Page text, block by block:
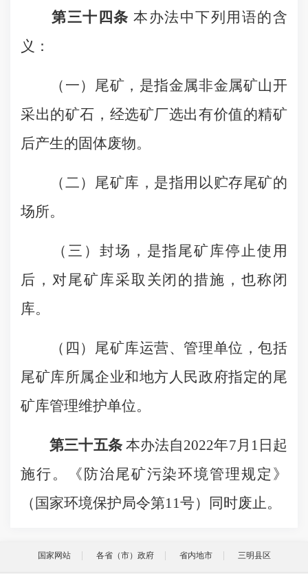
第三十四条 本办法中下列用语的含
义：
（一）尾矿，是指金属非金属矿山开
采出的矿石，经选矿厂选出有价值的精矿
后产生的固体废物。
（二）尾矿库，是指用以贮存尾矿的
场所。
（三）封场，是指尾矿库停止使用
后，对尾矿库采取关闭的措施，也称闭
库。
（四）尾矿库运营、管理单位，包括
尾矿库所属企业和地方人民政府指定的尾
矿库管理维护单位。
第三十五条本办法自2022年7月1日起
施行。《防治尾矿污染环境管理规定》
（国家环境保护局令第11号）同时废止。
国家网站 各省（市）政府 省内地市 三明县区